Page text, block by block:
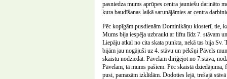
pasniedza mums aprūpes centra jauniešu darināto
kura baudīšanas laikā sarunājāmies ar centra
Pēc kopīgām pusdienām Dominikāņu klosterī, tie,
Mums bija iespēja uzbraukt ar liftu līdz 7. stāvam
Liepāju atkal no cita skata punkta, nekā tas bija
bijām jau nogājuši uz 4. stāvu un pēkšņi Pāvels
skaistu nodziedāt. Pāvelam diriģējot no 7.stāva,
Pāvelam, tā mums pašiem. Pēc skaistā
pusi, pamazām izklīdām. Dodoties lejā, trešajā